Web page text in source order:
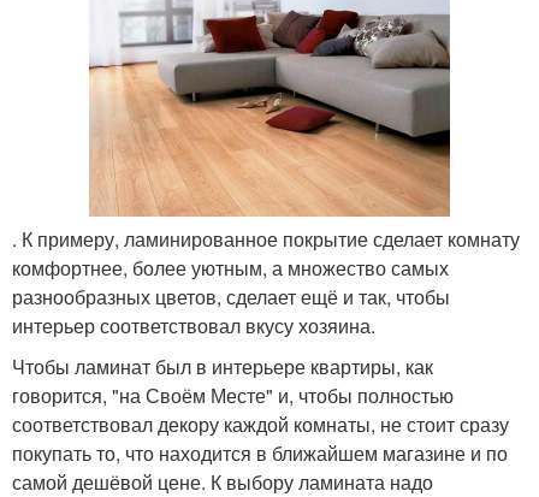
. К примеру, ламинированное покрытие сделает комнату
комфортнее, более уютным, а множество самых
разнообразных цветов, сделает ещё и так, чтобы
интерьер соответствовал вкусу хозяина.
Чтобы ламинат был в интерьере квартиры, как
говорится, "на Своём Месте" и, чтобы полностью
соответствовал декору каждой комнаты, не стоит сразу
покупать то, что находится в ближайшем магазине и по
самой дешёвой цене. К выбору ламината надо